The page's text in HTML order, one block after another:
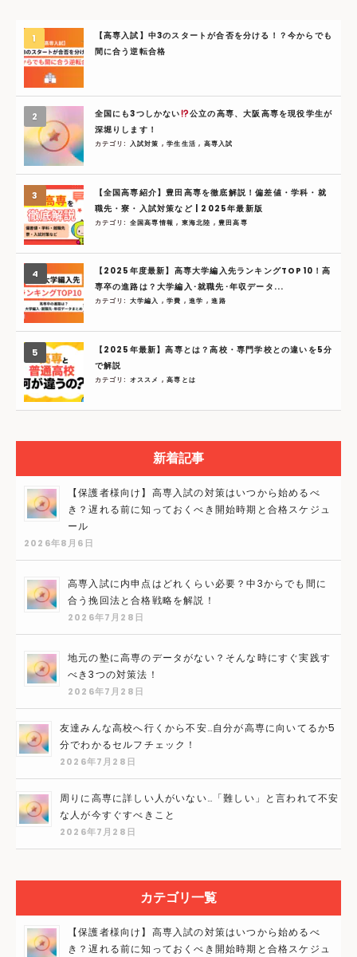
【高専入試】中3のスタートが合否を分ける！？今からでも
間に合う逆転合格
全国にも3つしかない
公立の高専、大阪高専を現役学生が
深堀りします！
カテゴリ: 入試対策 ,学生生活, 高専入試
【全国高専紹介】豊田高専を徹底解説！偏差値・学科・就
職先・寮・入試対策など | 2025年最新版
カテゴリ: 全国高専情報, 東海北陸 ,豊田高専
【2025年度最新】高専大学編入先ランキングTOP10！高
専卒の進路は？大学編入･就職先･年収データ...
カテゴリ: 大学編入 ,学費 ,進学 ,進路
【2025年最新】高専とは？高校・専門学校との違いを5分
で解説
カテゴリ: オススメ ,高専とは
新着記事
【保護者様向け】高専入試の対策はいつから始めるべ
き？遅れる前に知っておくべき開始時期と合格スケジュ
ール
2026年8月6日
高専入試に内申点はどれくらい必要？中3からでも間に
合う挽回法と合格戦略を解説！
2026年7月28日
地元の塾に高専のデータがない？そんな時にすぐ実践す
べき3つの対策法！
2026年7月28日
友達みんな高校へ行くから不安…自分が高専に向いてるか5
分でわかるセルフチェック！
2026年7月28日
周りに高専に詳しい人がいない…「難しい」と言われて不安
な人が今すぐすべきこと
2026年7月28日
カテゴリ一覧
【保護者様向け】高専入試の対策はいつから始めるべ
き？遅れる前に知っておくべき開始時期と合格スケジュ